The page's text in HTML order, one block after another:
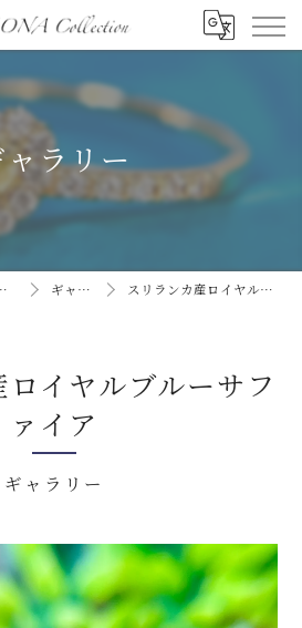
ャラリー
collection ギャラリー スリランカ産ロイヤルブルーサファイア
ギャラリー
イヤルブルーサフ
ァイア